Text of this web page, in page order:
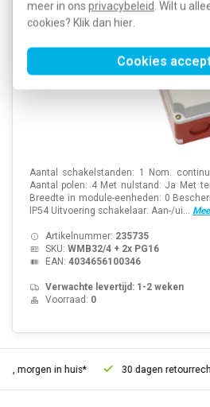
meer in ons privacybeleid . Wilt u
cookies? Klik dan hier
Cookies
Aantal schakelstanden: 1 Nom.
Aantal polen: 4 Met nulstand: Ja Met
Breedte in module-eenheden: 0
IP54 Uitvoering schakelaar: Aan-/ui...
Artikelnummer: 235735
SKU: WMB32/4 + 2x PG16
EAN: 4034656100346
Verwachte levertijd: 1-2 weken
Voorraad: 0
morgen in huis* 30 dagen retourrecht